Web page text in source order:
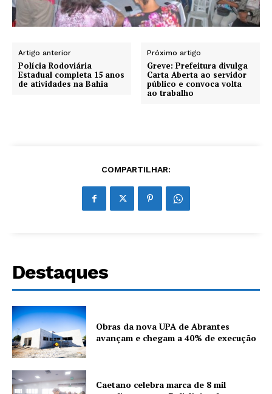
Artigo anterior
Polícia Rodoviária
Estadual completa 15 anos
de atividades na Bahia
Próximo artigo
Greve: Prefeitura divulga
Carta Aberta ao servidor
público e convoca volta
ao trabalho
COMPARTILHAR:
Destaques
Obras da nova UPA de Abrantes
avançam e chegam a 40% de execução
Caetano celebra marca de 8 mil